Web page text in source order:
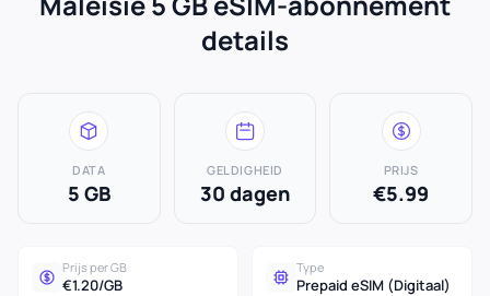
details
DATA
5 GB
GELDIGHEID
30 dagen
PRIJS
€5.99
Prijs per GB
€1.20/GB
Type
Prepaid eSIM (Digitaal)